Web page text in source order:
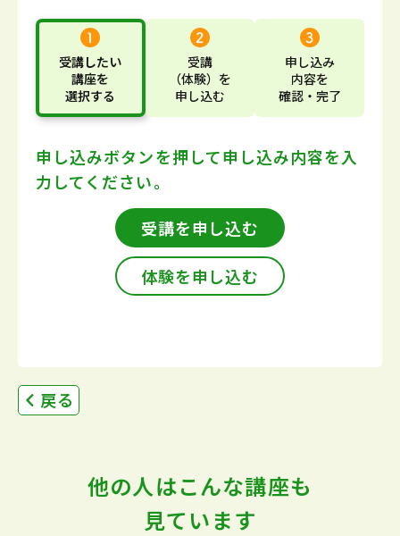
受講したい
講座を
選択する
受講
（体験） を
申し込む
申し込み
内容を
確認・完了
申し込みボタンを押して申し込み内容を入
力してください。
受講を申し込む
体験を申し込む
戻る
他の人はこんな講座も
見ています